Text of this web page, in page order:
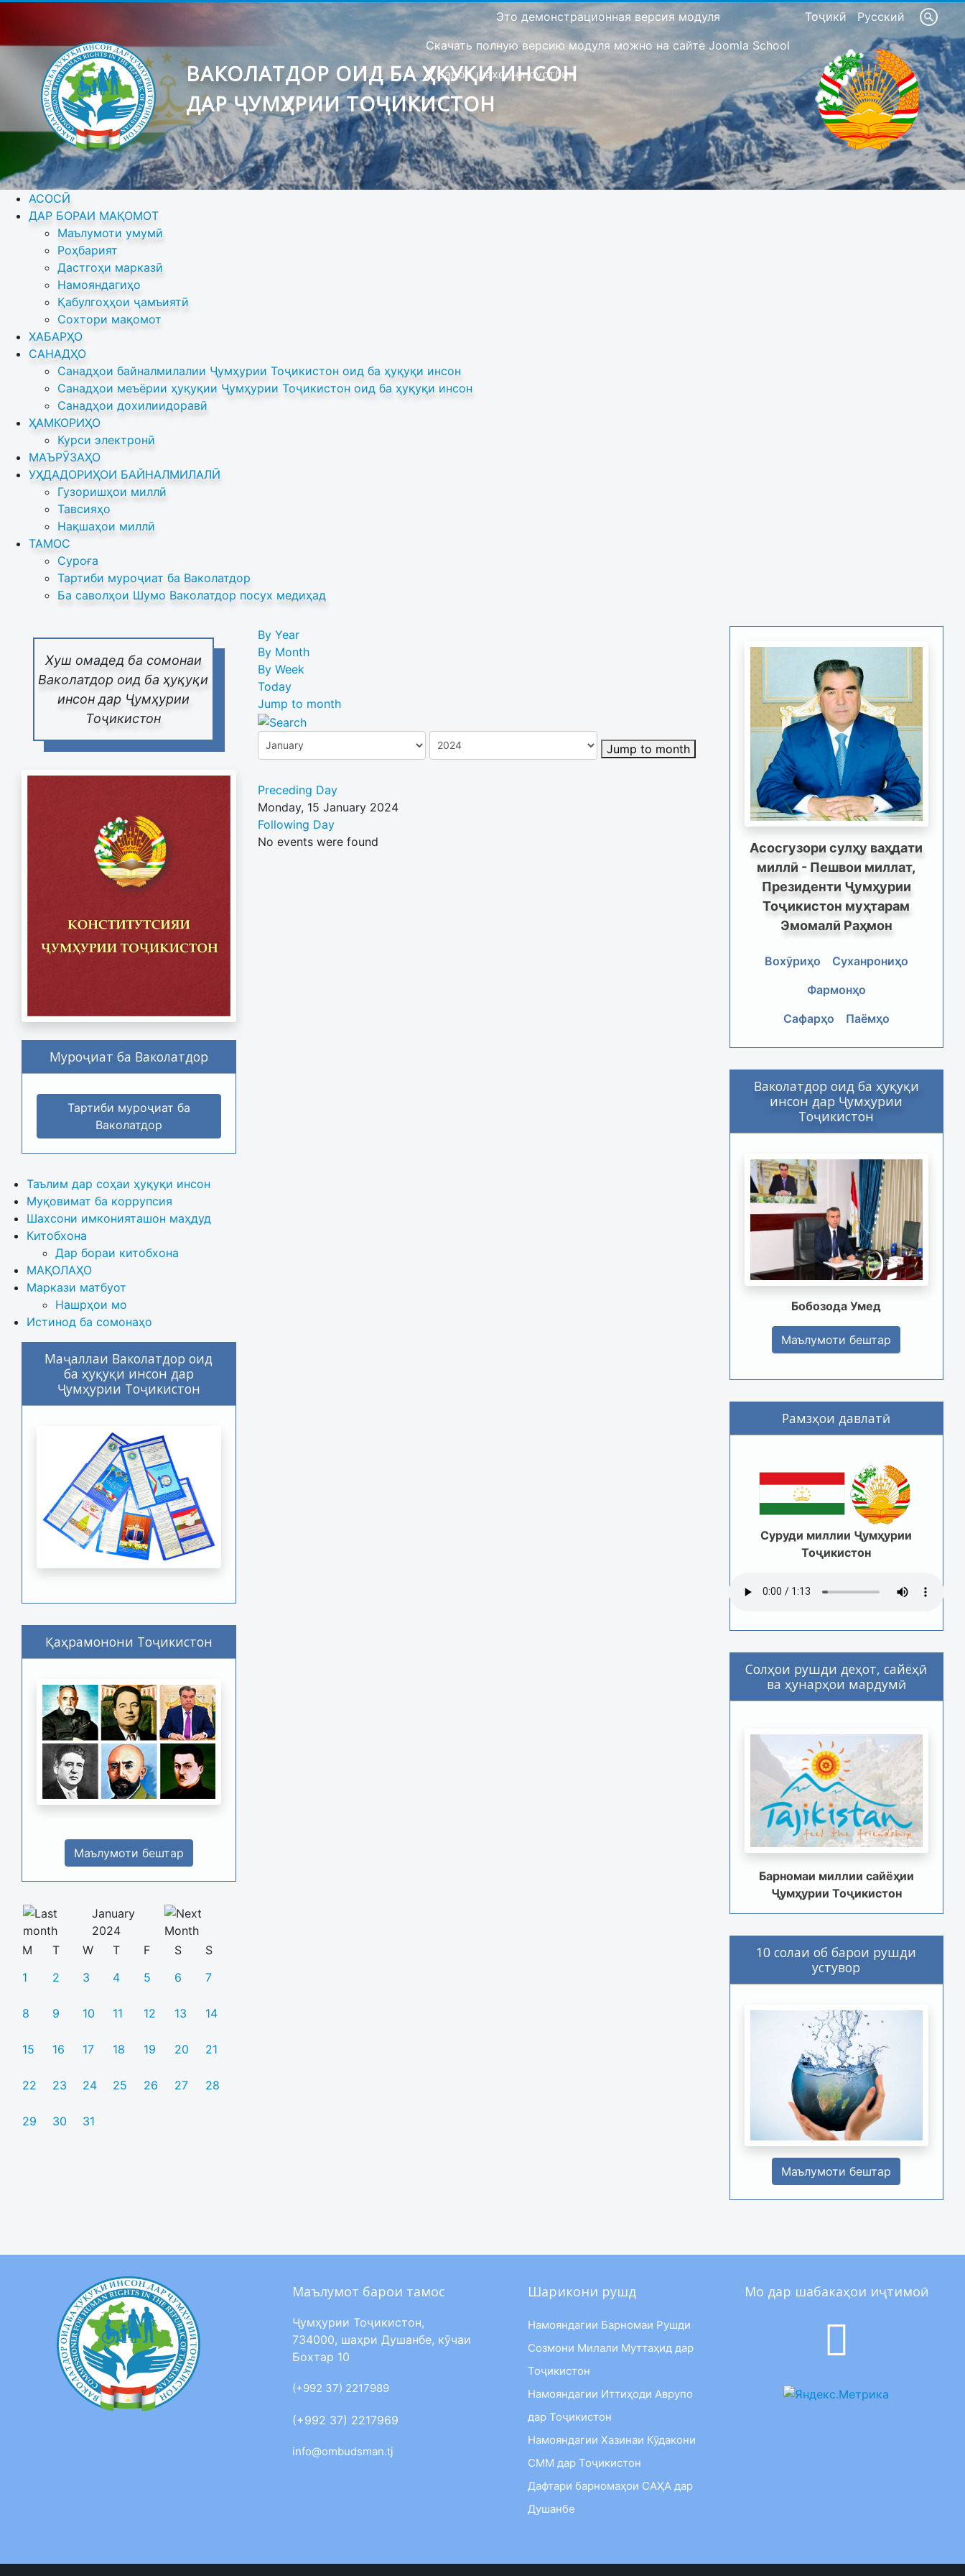
Тоҷикӣ Русский
Это демонстрационная версия модуля
Скачать полную версию модуля можно на сайте Joomla School
Барои шахсони сустбин
ВАКОЛАТДОР ОИД БА ҲУҚУҚИ ИНСОН
ДАР ҶУМҲУРИИ ТОҶИКИСТОН
АСОСӢ
ДАР БОРАИ МАҚОМОТ
Маълумоти умумӣ
Роҳбарият
Дастгоҳи марказӣ
Намояндагиҳо
Қабулгоҳҳои ҷамъиятӣ
Сохтори мақомот
ХАБАРҲО
САНАДҲО
Санадҳои байналмилалии Ҷумҳурии Тоҷикистон оид ба ҳуқуқи инсон
Санадҳои меъёрии ҳуқуқии Ҷумҳурии Тоҷикистон оид ба ҳуқуқи инсон
Санадҳои дохилиидоравӣ
ҲАМКОРИҲО
Курси электронӣ
МАЪРӮЗАҲО
УҲДАДОРИҲОИ БАЙНАЛМИЛАЛӢ
Гузоришҳои миллӣ
Тавсияҳо
Нақшаҳои миллӣ
ТАМОС
Суроға
Тартиби муроҷиат ба Ваколатдор
Ба саволҳои Шумо Ваколатдор посух медиҳад
Хуш омадед ба сомонаи
Ваколатдор оид ба ҳуқуқи
инсон дар Ҷумҳурии
Тоҷикистон
Муроҷиат ба Ваколатдор
Тартиби муроҷиат ба
Ваколатдор
Таълим дар соҳаи ҳуқуқи инсон
Муқовимат ба коррупсия
Шахсони имконияташон маҳдуд
Китобхона
Дар бораи китобхона
МАҚОЛАҲО
Маркази матбуот
Нашрҳои мо
Истинод ба сомонаҳо
Маҷаллаи Ваколатдор оид
ба ҳуқуқи инсон дар
Ҷумҳурии Тоҷикистон
Қаҳрамонони Тоҷикистон
Маълумоти бештар
January
2024
M
T W T F S
S
1
2 3 4 5 6 7
8 9 10 11 12 13 14
15 16 17 18 19 20 21
22 23 24 25 26 27 28
29 30 31
By Year
By Month
By Week
Today
Jump to month
Jump to month
Preceding Day
Monday, 15 January 2024
Following Day
No events were found
Асосгузори сулҳу ваҳдати
миллӣ - Пешвои миллат,
Президенти Ҷумҳурии
Тоҷикистон муҳтарам
Эмомалӣ Раҳмон
Вохӯриҳо
Суханрониҳо
Фармонҳо
Сафарҳо
Паёмҳо
Ваколатдор оид ба ҳуқуқи
инсон дар Ҷумҳурии
Тоҷикистон
Бобозода Умед
Маълумоти бештар
Рамзҳои давлатӣ
Суруди миллии Ҷумҳурии
Тоҷикистон
Солҳои рушди деҳот, сайёҳӣ
ва ҳунарҳои мардумӣ
Барномаи миллии сайёҳии
Ҷумҳурии Тоҷикистон
10 солаи об барои рушди
устувор
Маълумоти бештар
Маълумот барои тамос
Ҷумҳурии Тоҷикистон,
734000, шаҳри Душанбе, кӯчаи
Бохтар 10
(+992 37) 2217989
(+992 37) 2217969
info@ombudsman.tj
Шарикони рушд
Намояндагии Барномаи Рушди
Созмони Милали Муттаҳид дар
Тоҷикистон
Намояндагии Иттиҳоди Аврупо
дар Тоҷикистон
Намояндагии Хазинаи Кӯдакони
СММ дар Тоҷикистон
Дафтари барномаҳои САҲА дар
Душанбе
Мо дар шабакаҳои иҷтимоӣ